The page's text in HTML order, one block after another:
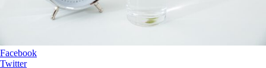
Facebook
Twitter